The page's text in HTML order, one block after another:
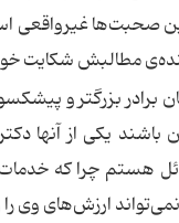
صحبت‌ها غیرواقعی
مطالبش شكایت
برادر بزرگتر و
باشند یكی از آنها
هستم چرا كه خدمات
ارزش‌های وی را